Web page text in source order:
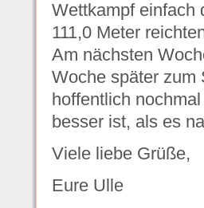
Wettkampf einfach
111,0 Meter
Am nächsten
Woche später zum
hoffentlich
besser ist, als es
Viele liebe Grüße,
Eure Ulle